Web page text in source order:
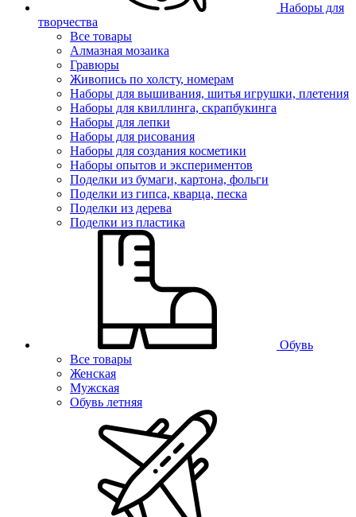
Наборы для
творчества
Все товары
Алмазная мозаика
Гравюры
Живопись по холсту, номерам
Наборы для вышивания, шитья игрушки, плетения
Наборы для квиллинга, скрапбукинга
Наборы для лепки
Наборы для рисования
Наборы для создания косметики
Наборы опытов и экспериментов
Поделки из бумаги, картона, фольги
Поделки из гипса, кварца, песка
Поделки из дерева
Поделки из пластика
Обувь
Все товары
Женская
Мужская
Обувь летняя